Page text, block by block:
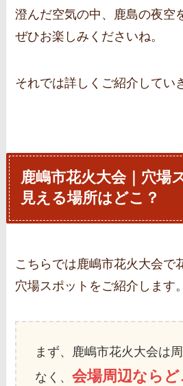
澄んだ空気の中、鹿島の夜空
ぜひお楽しみくださいね。
それでは詳しくご紹介してい
鹿嶋市花火大会｜穴場
見える場所はどこ？
こちらでは鹿嶋市花火大会で
穴場スポットをご紹介します。
まず、鹿嶋市花火大会は
なく、会場周辺なら